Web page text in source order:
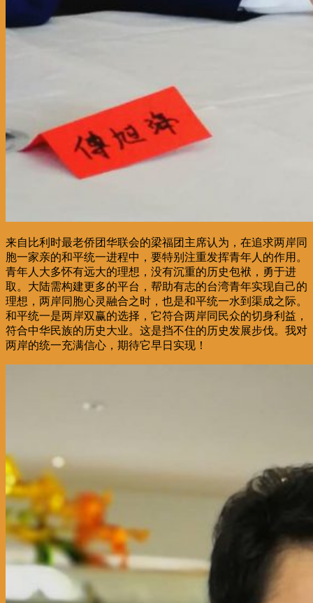
来自比利时最老侨团华联会的梁福团主席认为，在追求两岸同
胞一家亲的和平统一进程中，要特别注重发挥青年人的作用。
青年人大多怀有远大的理想，没有沉重的历史包袱，勇于进
取。大陆需构建更多的平台，帮助有志的台湾青年实现自己的
理想，两岸同胞心灵融合之时，也是和平统一水到渠成之际。
和平统一是两岸双赢的选择，它符合两岸同民众的切身利益，
符合中华民族的历史大业。这是挡不住的历史发展步伐。我对
两岸的统一充满信心，期待它早日实现！